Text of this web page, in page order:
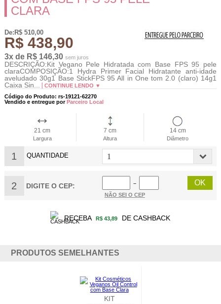
CLARA
De:R$ 510,00
R$ 438,90
3x de R$ 146,30 sem juros
DESCRIÇÃO:Kit Vegano Pele Hidratada com Base FPS 95 pele
claraCOMPOSIÇÃO:1 Hydra Primer Facial Hidratante anti-idade
aveludado 30g1 Base StickFPS 95 All in One tom 2.0 (claro) 14g1
Caixa Sin...
CONTINUE LENDO ▼
Código do Produto: rs-19121-62270
Vendido e entregue porParceiro Local
21 cm
Largura
7 cm
Altura
14 cm
Diâmetro
1 QUANTIDADE
2 DIGITE O CEP:
−
NÃO SEI O CEP
RECEBA R$ 43,89 DE CASHBACK
PRODUTOS SEMELHANTES
KIT